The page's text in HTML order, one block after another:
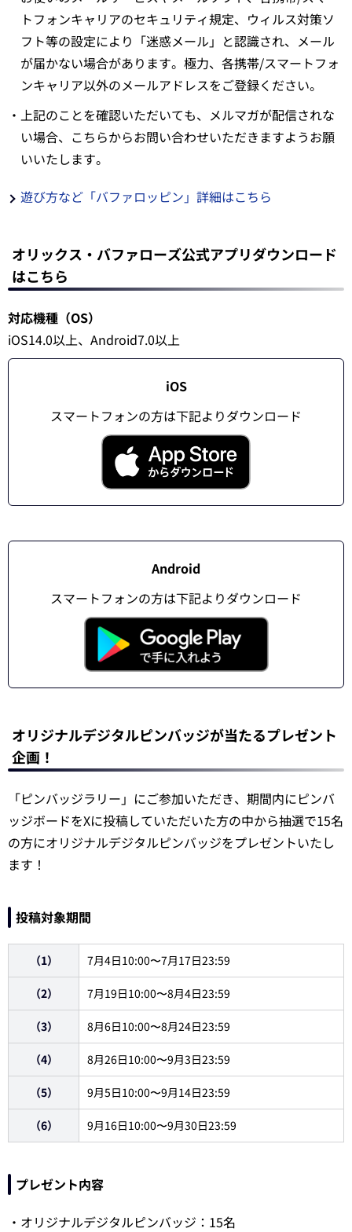
トフォンキャリアのセキュリティ規定、ウィルス対策ソ
フト等の設定により「迷惑メール」と認識され、メール
が届かない場合があります。極力、各携帯/スマートフォ
ンキャリア以外のメールアドレスをご登録ください。
・上記のことを確認いただいても、メルマガが配信されな
い場合、こちらからお問い合わせいただきますようお願
いいたします。
遊び方など「バファロッピン」詳細はこちら
オリックス・バファローズ公式アプリダウンロード
はこちら
対応機種（OS）
iOS14.0以上、Android7.0以上
iOS
スマートフォンの方は下記よりダウンロード
Android
スマートフォンの方は下記よりダウンロード
オリジナルデジタルピンバッジが当たるプレゼント
企画！
「ピンバッジラリー」にご参加いただき、期間内にピンバ
ッジボードをXに投稿していただいた方の中から抽選で15名
の方にオリジナルデジタルピンバッジをプレゼントいたし
ます！
投稿対象期間
（1） 7月4日10:00〜7月17日23:59
（2） 7月19日10:00〜8月4日23:59
（3） 8月6日10:00〜8月24日23:59
（4） 8月26日10:00〜9月3日23:59
（5） 9月5日10:00〜9月14日23:59
（6） 9月16日10:00〜9月30日23:59
プレゼント内容
・オリジナルデジタルピンバッジ：15名